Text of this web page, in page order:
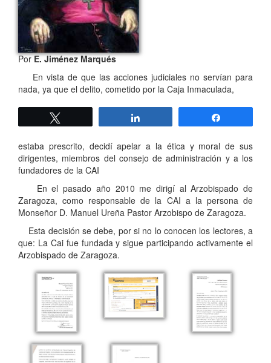
PorE. Jiménez Marqués
En vista de que las acciones judiciales no servían para
nada, ya que el delito, cometido por la Caja Inmaculada,
estaba prescrito, decidí apelar a la ética y moral de sus
dirigentes, miembros del consejo de administración y a los
fundadores de la CAI
En el pasado año 2010 me dirigí al Arzobispado de
Zaragoza, como responsable de la CAI a la persona de
Monseñor D. Manuel Ureña Pastor Arzobispo de Zaragoza.
Esta decisión se debe, por si no lo conocen los lectores, a
que: La Cai fue fundada y sigue participando activamente el
Arzobispado de Zaragoza.